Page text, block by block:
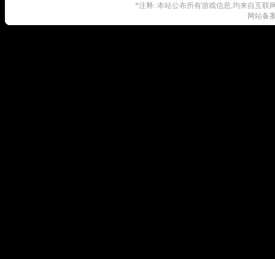
*注释: 本站公布所有游戏信息,均来自互联
网站备